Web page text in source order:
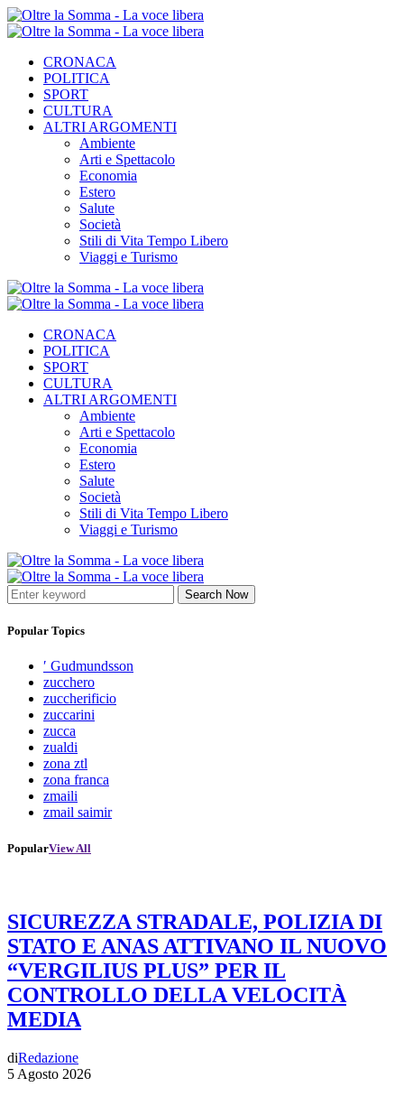
CRONACA
POLITICA
SPORT
CULTURA
ALTRI ARGOMENTI
Ambiente
Arti e Spettacolo
Economia
Estero
Salute
Società
Stili di Vita Tempo Libero
Viaggi e Turismo
CRONACA
POLITICA
SPORT
CULTURA
ALTRI ARGOMENTI
Ambiente
Arti e Spettacolo
Economia
Estero
Salute
Società
Stili di Vita Tempo Libero
Viaggi e Turismo
Search Now
Popular Topics
′ Gudmundsson
zucchero
zuccherificio
zuccarini
zucca
zualdi
zona ztl
zona franca
zmaili
zmail saimir
PopularView All
SICUREZZA STRADALE, POLIZIA DI
STATO E ANAS ATTIVANO IL NUOVO
“VERGILIUS PLUS” PER IL
CONTROLLO DELLA VELOCITÀ
MEDIA
diRedazione
5 Agosto 2026